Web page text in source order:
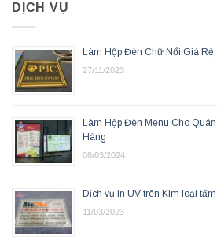
DỊCH VỤ
Làm Hộp Đèn Chữ Nổi Giá
27/11/2023
Làm Hộp Đèn Menu Cho
Hàng
08/03/2024
Dịch vụ in UV trên Kim loại
11/03/2023